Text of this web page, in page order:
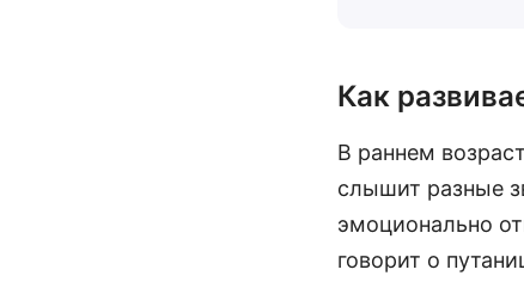
Как
В раннем
слышит разные
эмоционально
говорит о